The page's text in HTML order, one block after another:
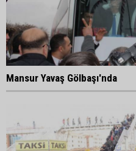
Mansur Yavaş Gölbaşı'nda